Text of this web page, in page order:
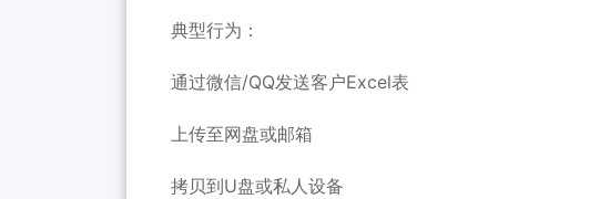
典型行为：
通过微信/QQ发送客户Excel表
上传至网盘或邮箱
拷贝到U盘或私人设备